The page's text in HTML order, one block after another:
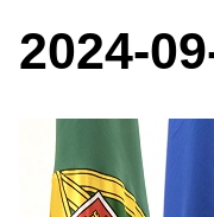
2024-